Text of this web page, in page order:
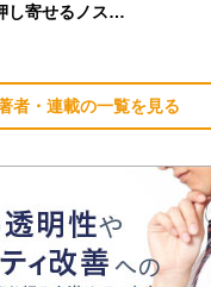
し寄せるノス…
者・連載の一覧を見る